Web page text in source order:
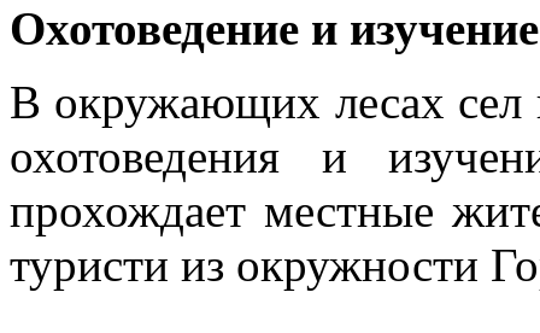
Охотоведение и
В окружающих лесах сел
охотоведения и
прохождает местные
туристи из окружности